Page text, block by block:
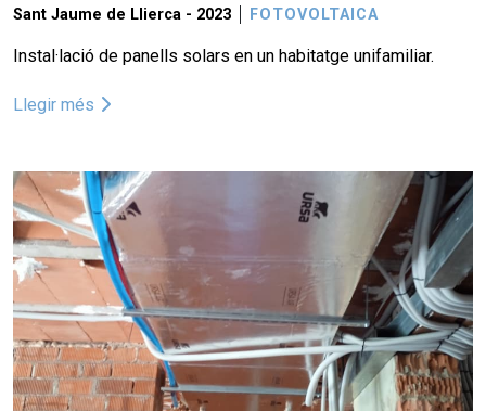
Sant Jaume de Llierca - 2023 FOTOVOLTAICA
Instal·lació de panells solars en un habitatge unifamiliar.
Llegir més